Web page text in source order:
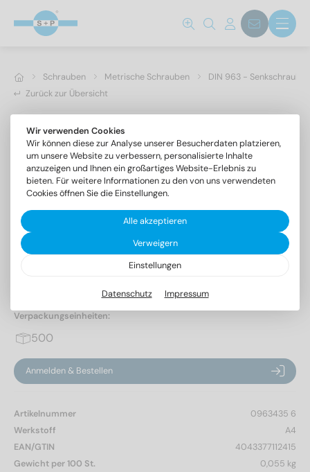
Schrauben Metrische Schrauben
DIN 963 -
Zurück zur Übersicht
DIN 963 A4 M 3,5X6
Senkschrauben mit Schlitz
Verpackungseinheiten:
500
Anmelden & Bestellen
Artikelnummer
0963435 6
Werkstoff
A4
EAN/GTIN
4043377112415
Gewicht per 100 St.
0,055 kg
Wir verwenden Cookies
Wir können diese zur Analyse unserer Besucherdaten platzieren,
um unsere Website zu verbessern, personalisierte Inhalte
anzuzeigen und Ihnen ein großartiges Website-Erlebnis zu
bieten. Für weitere Informationen zu den von uns verwendeten
Cookies öffnen Sie die Einstellungen.
Alle akzeptieren
Verweigern
Einstellungen
Datenschutz Impressum